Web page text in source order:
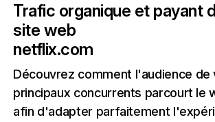
Trafic organique et payant
site web
netflix.com
Découvrez comment l'audience de
principaux concurrents parcourt le
afin d'adapter parfaitement